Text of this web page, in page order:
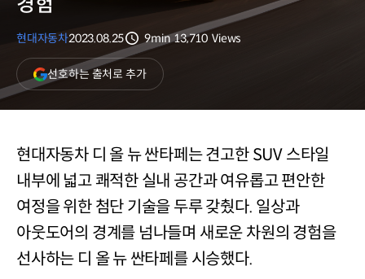
현대자동차2023.08.25
분량
9min 13,710 Views
선호하는 출처로 추가(새
창
열림)
현대자동차 디 올 뉴 싼타페는 견고한 SUV 스타일
내부에 넓고 쾌적한 실내 공간과 여유롭고 편안한
여정을 위한 첨단 기술을 두루 갖췄다. 일상과
아웃도어의 경계를 넘나들며 새로운 차원의 경험을
선사하는 디 올 뉴 싼타페를 시승했다.